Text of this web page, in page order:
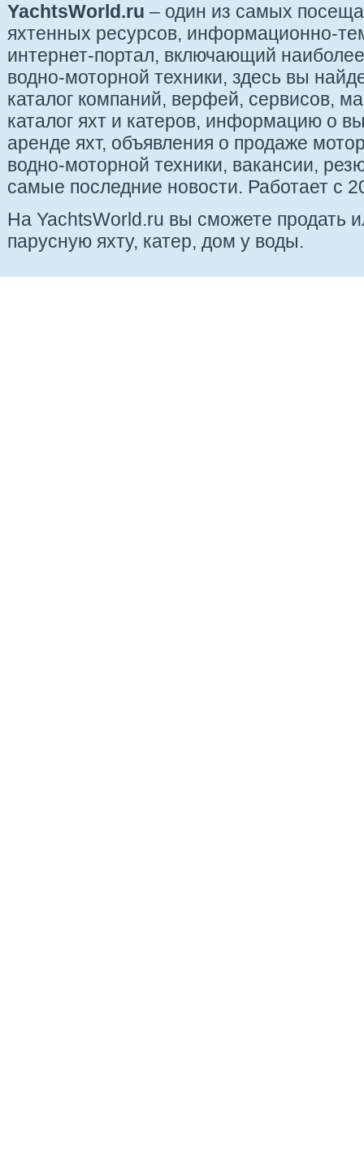
YachtsWorld.ru – один из самых
яхтенных ресурсов, информационно-
интернет-портал, включающий
водно-моторной техники, здесь вы
каталог компаний, верфей, сервисов,
каталог яхт и катеров, информацию о
аренде яхт, объявления о продаже
водно-моторной техники, вакансии,
самые последние новости. Работает с
На YachtsWorld.ru вы сможете продать
парусную яхту, катер, дом у воды.